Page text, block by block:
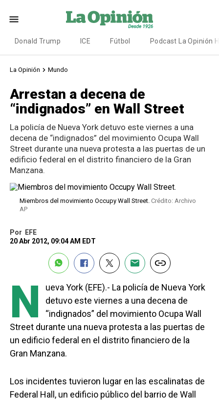
Donald Trump ICE Fútbol Podcast La Opinión
La Opinión Mundo
Arrestan a decena de
“indignados” en Wall Street
La policía de Nueva York detuvo este viernes a una
decena de “indignados” del movimiento Ocupa Wall
Street durante una nueva protesta a las puertas de un
edificio federal en el distrito financiero de la Gran
Manzana.
Miembros del movimiento Occupy Wall Street. Crédito: Archivo
AP
Por
EFE
20 Abr 2012, 09:04 AM EDT
N
ueva York (EFE).- La policía de Nueva York
detuvo este viernes a una decena de
“indignados” del movimiento Ocupa Wall
Street durante una nueva protesta a las puertas de
un edificio federal en el distrito financiero de la
Gran Manzana.
Los incidentes tuvieron lugar en las escalinatas de
Federal Hall, un edificio público del barrio de Wall